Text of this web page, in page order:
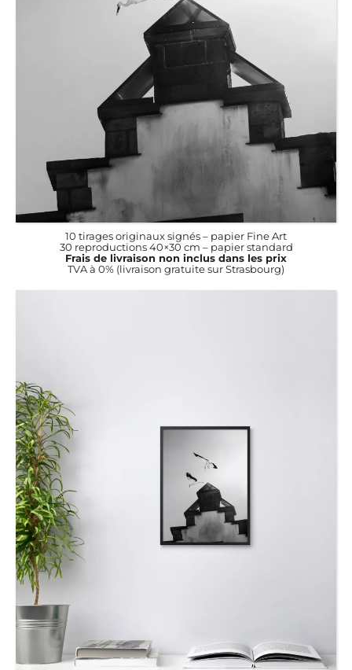
10 tirages originaux signés – papier Fine Art
30 reproductions 40×30 cm – papier standard
Frais de livraison non inclus dans les prix
TVA à 0% (livraison gratuite sur Strasbourg)